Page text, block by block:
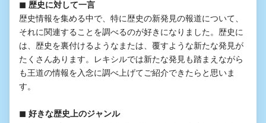
◼︎ 歴史に対して一言
歴史情報を集める中で、特に歴史の新発見の報道について、
それに関連することを調べるのが好きになりました。歴史に
は、歴史を裏付けるようなまたは、覆すような新たな発見が
たくさんあります。レキシルでは新たな発見も踏まえながら
も王道の情報を入念に調べ上げてご紹介できたらと思いま
す。
◼︎ 好きな歴史上のジャンル